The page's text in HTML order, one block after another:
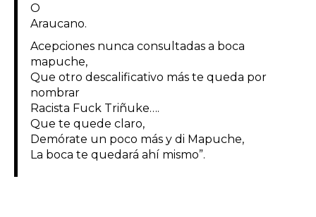
O
Araucano.
Acepciones nunca consultadas a boca
mapuche,
Que otro descalificativo más te queda por
nombrar
Racista Fuck Triñuke….
Que te quede claro,
Demórate un poco más y di Mapuche,
La boca te quedará ahí mismo”.